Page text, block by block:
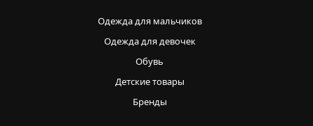
Одежда для мальчиков
Одежда для девочек
Обувь
Детские товары
Бренды